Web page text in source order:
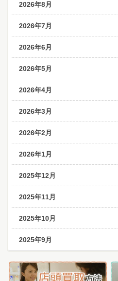
2026年8月
2026年7月
2026年6月
2026年5月
2026年4月
2026年3月
2026年2月
2026年1月
2025年12月
2025年11月
2025年10月
2025年9月